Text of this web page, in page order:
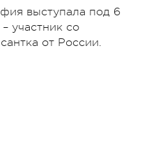
выступала под 6
участник со
от России.